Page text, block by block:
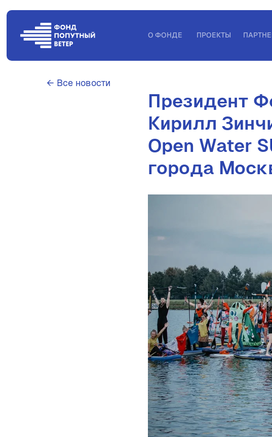
ПРОЕКТЫ
О ФОНДЕ
← Все новости
Президент
Кирилл
Open Water
города